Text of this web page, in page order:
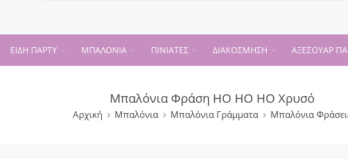
ΕΙΔΗ ΠΑΡΤΥ ΜΠΑΛΟΝΙΑ ΠΙΝΙΑΤΕΣ ΔΙΑΚΟΣΜΗΣΗ ΑΞΕΣΟΥΑΡ
Μπαλόνια Φράση HO HO HO Χρυσό
Αρχική Μπαλόνια Μπαλόνια Γράμματα Μπαλόνια